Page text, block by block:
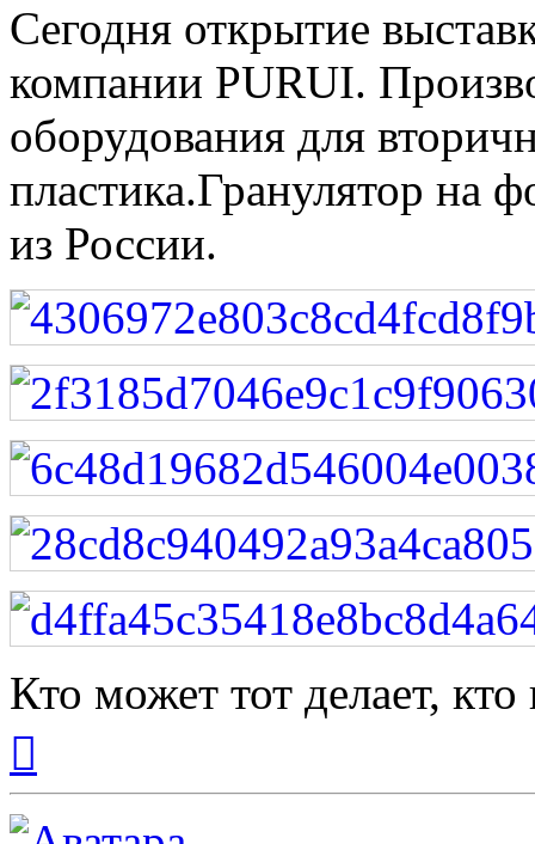
Сегодня открытие
компании PURUI.
оборудования для
пластика.Гранулятор на
из России.
Кто может тот делает,
началу